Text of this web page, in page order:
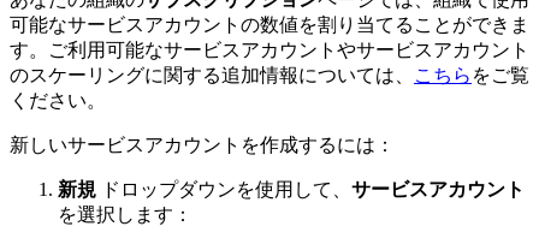
可能なサービスアカウントの数値を割り当てることができま
す。ご利用可能なサービスアカウントやサービスアカウント
のスケーリングに関する追加情報については、
こちら をご覧
ください。
新しいサービスアカウントを作成するには：
新規 ドロップダウンを使用して、 サービスアカウント
を選択します：